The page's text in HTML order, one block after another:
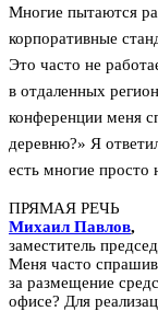
Многие пытаются
корпоративные
Это часто не
в отдаленных
конференции меня
деревню?» Я
есть многие
ПРЯМАЯ РЕЧЬ
Михаил Павлов,
заместитель
Меня часто
за размещение
офисе? Для